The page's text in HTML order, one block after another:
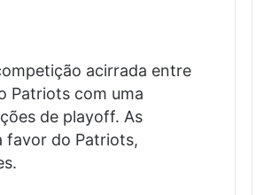
acirrada entre
Patriots com uma
de playoff. As
favor do Patriots,